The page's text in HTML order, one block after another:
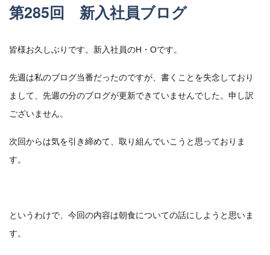
第285回 新入社員ブログ
皆様お久しぶりです。新入社員のH・Oです。
先週は私のブログ当番だったのですが、書くことを失念しており
まして、先週の分のブログが更新できていませんでした。申し訳
ございません。
次回からは気を引き締めて、取り組んでいこうと思っておりま
す。
というわけで、今回の内容は朝食についての話にしようと思いま
す。